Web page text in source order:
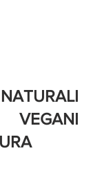
VEGANI